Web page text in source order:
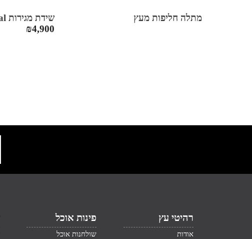
מתלה חליפות מעץ
שידת מגירות Natural
₪4,900
רהיטי עץ
אודות
פינות אוכל
שולחנות אוכל